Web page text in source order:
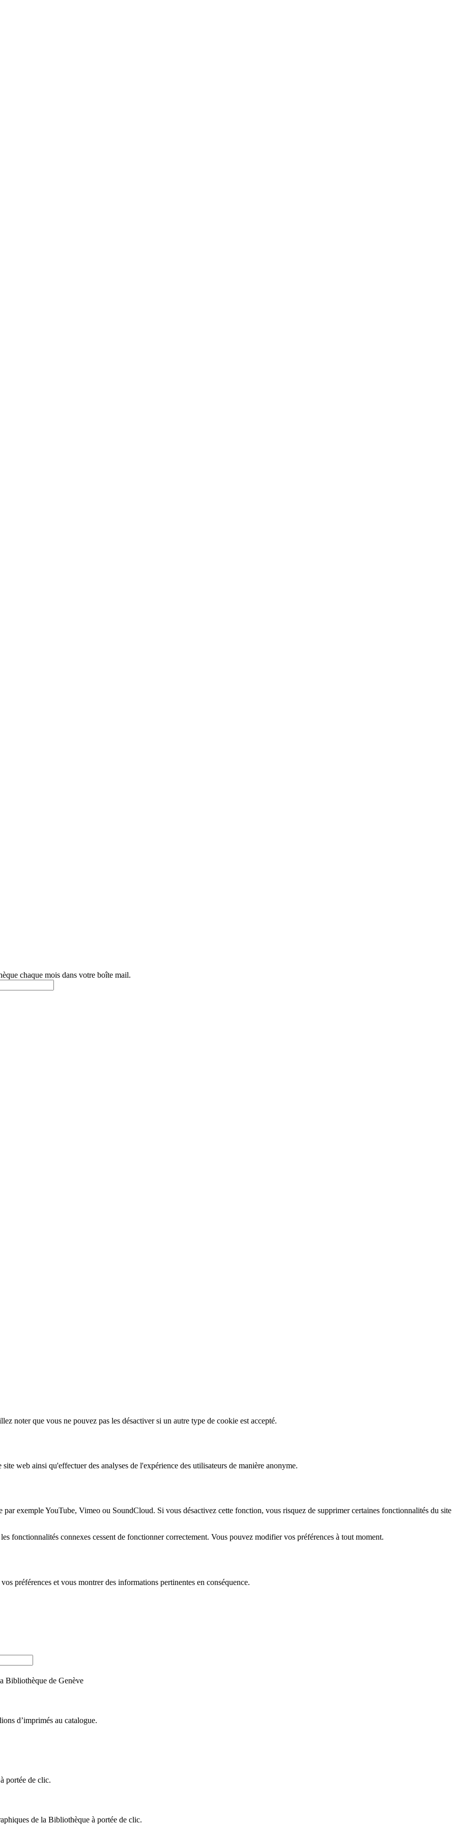
chaque mois dans votre boîte mail.
noter que vous ne pouvez pas les désactiver si un autre type de cookie est accepté.
web ainsi qu'effectuer des analyses de l'expérience des utilisateurs de manière anonyme.
exemple YouTube, Vimeo ou SoundCloud. Si vous désactivez cette fonction, vous risquez de supprimer certaines fonctionnalités du site
fonctionnalités connexes cessent de fonctionner correctement. Vous pouvez modifier vos préférences à tout moment.
préférences et vous montrer des informations pertinentes en conséquence.
Bibliothèque de Genève
d’imprimés au catalogue.
portée de clic.
de la Bibliothèque à portée de clic.